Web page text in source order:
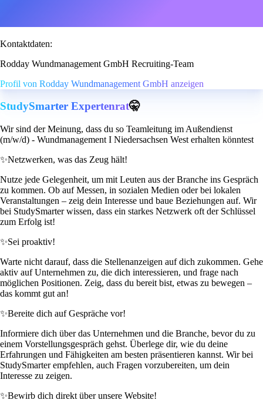
Kontaktdaten:
Rodday Wundmanagement GmbH Recruiting-Team
Profil von Rodday Wundmanagement GmbH anzeigen
StudySmarter Expertenrat🤫
Wir sind der Meinung, dass du so Teamleitung im Außendienst
(m/w/d) - Wundmanagement I Niedersachsen West erhalten könntest
✨Netzwerken, was das Zeug hält!
Nutze jede Gelegenheit, um mit Leuten aus der Branche ins Gespräch
zu kommen. Ob auf Messen, in sozialen Medien oder bei lokalen
Veranstaltungen – zeig dein Interesse und baue Beziehungen auf. Wir
bei StudySmarter wissen, dass ein starkes Netzwerk oft der Schlüssel
zum Erfolg ist!
✨Sei proaktiv!
Warte nicht darauf, dass die Stellenanzeigen auf dich zukommen. Gehe
aktiv auf Unternehmen zu, die dich interessieren, und frage nach
möglichen Positionen. Zeig, dass du bereit bist, etwas zu bewegen –
das kommt gut an!
✨Bereite dich auf Gespräche vor!
Informiere dich über das Unternehmen und die Branche, bevor du zu
einem Vorstellungsgespräch gehst. Überlege dir, wie du deine
Erfahrungen und Fähigkeiten am besten präsentieren kannst. Wir bei
StudySmarter empfehlen, auch Fragen vorzubereiten, um dein
Interesse zu zeigen.
✨Bewirb dich direkt über unsere Website!